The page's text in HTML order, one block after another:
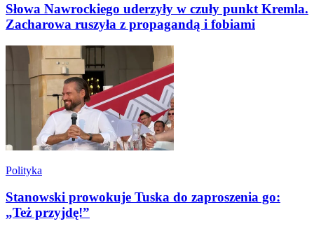
Słowa Nawrockiego uderzyły w czuły punkt Kremla.
Zacharowa ruszyła z propagandą i fobiami
Polityka
Stanowski prowokuje Tuska do zaproszenia go:
„Też przyjdę!”